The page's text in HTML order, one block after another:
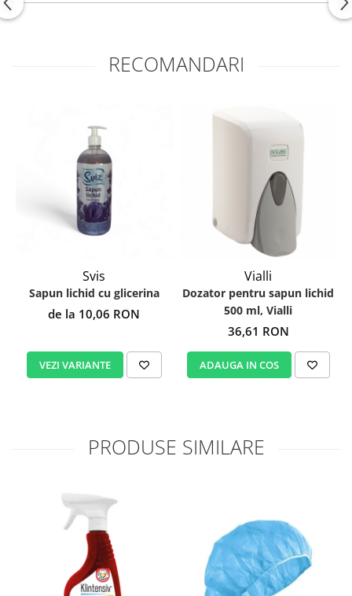
RECOMANDARI
Svis
Sapun lichid cu glicerina
de la 10,06 RON
VEZI VARIANTE
Vialli
Dozator pentru sapun lichid
500 ml, Vialli
36,61 RON
ADAUGA IN COS
PRODUSE SIMILARE